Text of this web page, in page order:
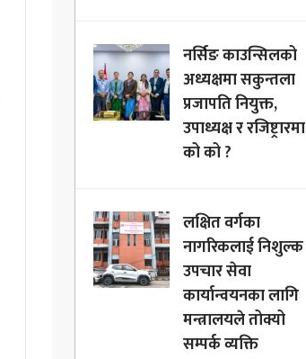
नर्सिङ काउन्सिलको
अध्यक्षमा सकुन्तला
प्रजापति नियुक्त,
उपाध्यक्ष र रजिष्ट्रारमा
को को ?
लक्षित वर्गका
नागरिकलाई निशुल्क
उपचार सेवा
कार्यान्वयनका लागि
मन्त्रालयले तोक्यो
सम्पर्क व्यक्ति